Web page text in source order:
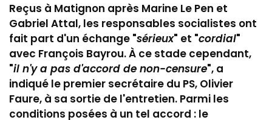
Reçus à Matignon après Marine Le Pen et
Gabriel Attal, les responsables socialistes ont
fait part d'un échange "sérieux" et "cordial"
avec François Bayrou.À ce stade cependant,
"il n'y a pas d'accord de non-censure", a
indiqué le premier secrétaire du PS, Olivier
Faure, à sa sortie de l'entretien. Parmi les
conditions posées à un tel accord : le